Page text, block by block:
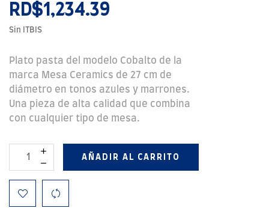
RD$1,234.39
Sin ITBIS
Plato pasta del modelo Cobalto de la
marca Mesa Ceramics de 27 cm de
diámetro en tonos azules y marrones.
Una pieza de alta calidad que combina
con cualquier tipo de mesa.
AÑADIR AL CARRITO